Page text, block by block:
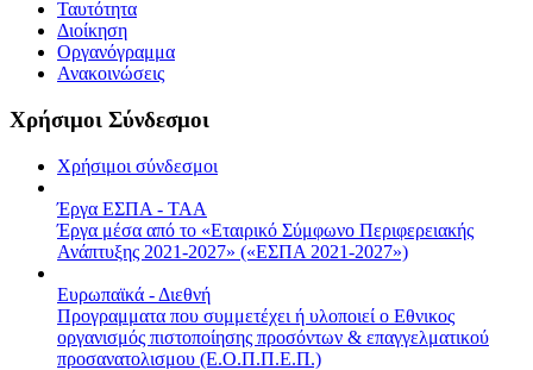
Ταυτότητα
Διοίκηση
Οργανόγραμμα
Ανακοινώσεις
Χρήσιμοι Σύνδεσμοι
Χρήσιμοι σύνδεσμοι
Έργα ΕΣΠΑ - ΤΑΑ
Έργα μέσα από το «Εταιρικό Σύμφωνο Περιφερειακής
Ανάπτυξης 2021-2027» («ΕΣΠΑ 2021-2027»)
Ευρωπαϊκά - Διεθνή
Προγραμματα που συμμετέχει ή υλοποιεί ο Εθνικος
οργανισμός πιστοποίησης προσόντων & επαγγελματικού
προσανατολισμου (Ε.Ο.Π.Π.Ε.Π.)